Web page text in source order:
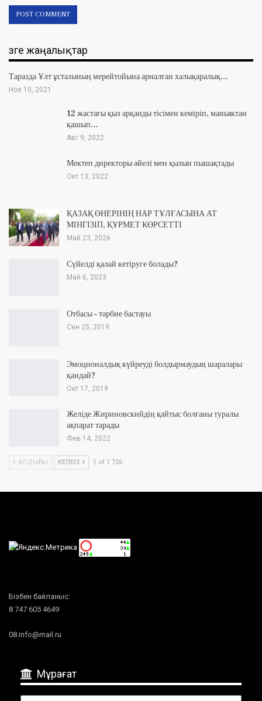
Өзге жаңалықтар
Таразда Ұлт ұстазының мерейтойына арналған халықаралық…
Ноя 10, 2021
12 жастағы қыз арқанды тісімен кеміріп, маньяктан
қашып…
Авг 9, 2022
Мектеп директоры әйелі мен қызын пышақтады
Окт 13, 2022
ҚАЗАҚ ӨНЕРІНІҢ НАР ТҰЛҒАСЫНА АТ
МІНГІЗІП, ҚҰРМЕТ КӨРСЕТТІ
Май 23, 2026
Сүйелді қалай кетіруге болады?
Май 6, 2023
Отбасы – тәрбие бастауы
Сен 25, 2019
Эмоционалдық күйреуді болдырмаудың шаралары
қандай?
Окт 17, 2019
Желіде Жириновскийдің қайтыс болғаны туралы
ақпарат тарады
Фев 14, 2022
АЛДЫҢҒЫ КЕЛЕСІ 1 of 1 726
Бізбен байланыс:
8 747 605 4649
08.info@mail.ru
Мұрағат